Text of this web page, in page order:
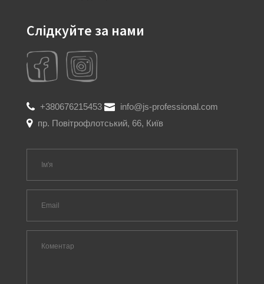
Слідкуйте за нами
+380676215453
info@js-professional.com
пр. Повітрофлотський, 66, Київ